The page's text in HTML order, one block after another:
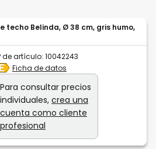
techo Belinda, Ø 38 cm, gris humo,
de artículo: 10042243
Ficha de datos
Para consultar precios
individuales, crea una
cuenta como cliente
profesional